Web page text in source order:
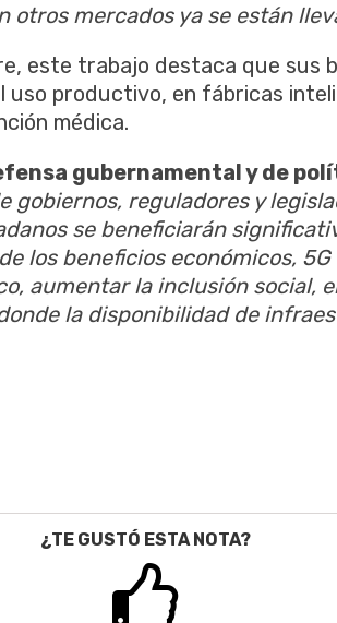
otros mercados ya se están
este trabajo destaca que sus
uso productivo, en fábricas
médica.
gubernamental y de
gobiernos, reguladores y
se beneficiarán
los beneficios económicos,
aumentar la inclusión social,
la disponibilidad de
¿TE GUSTÓ ESTA NOTA?